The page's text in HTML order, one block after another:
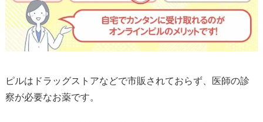
ピルはドラッグストアなどで市販されておらず、医師の診
察が必要なお薬です。